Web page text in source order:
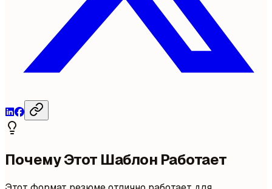
Почему Этот Шаблон Работает